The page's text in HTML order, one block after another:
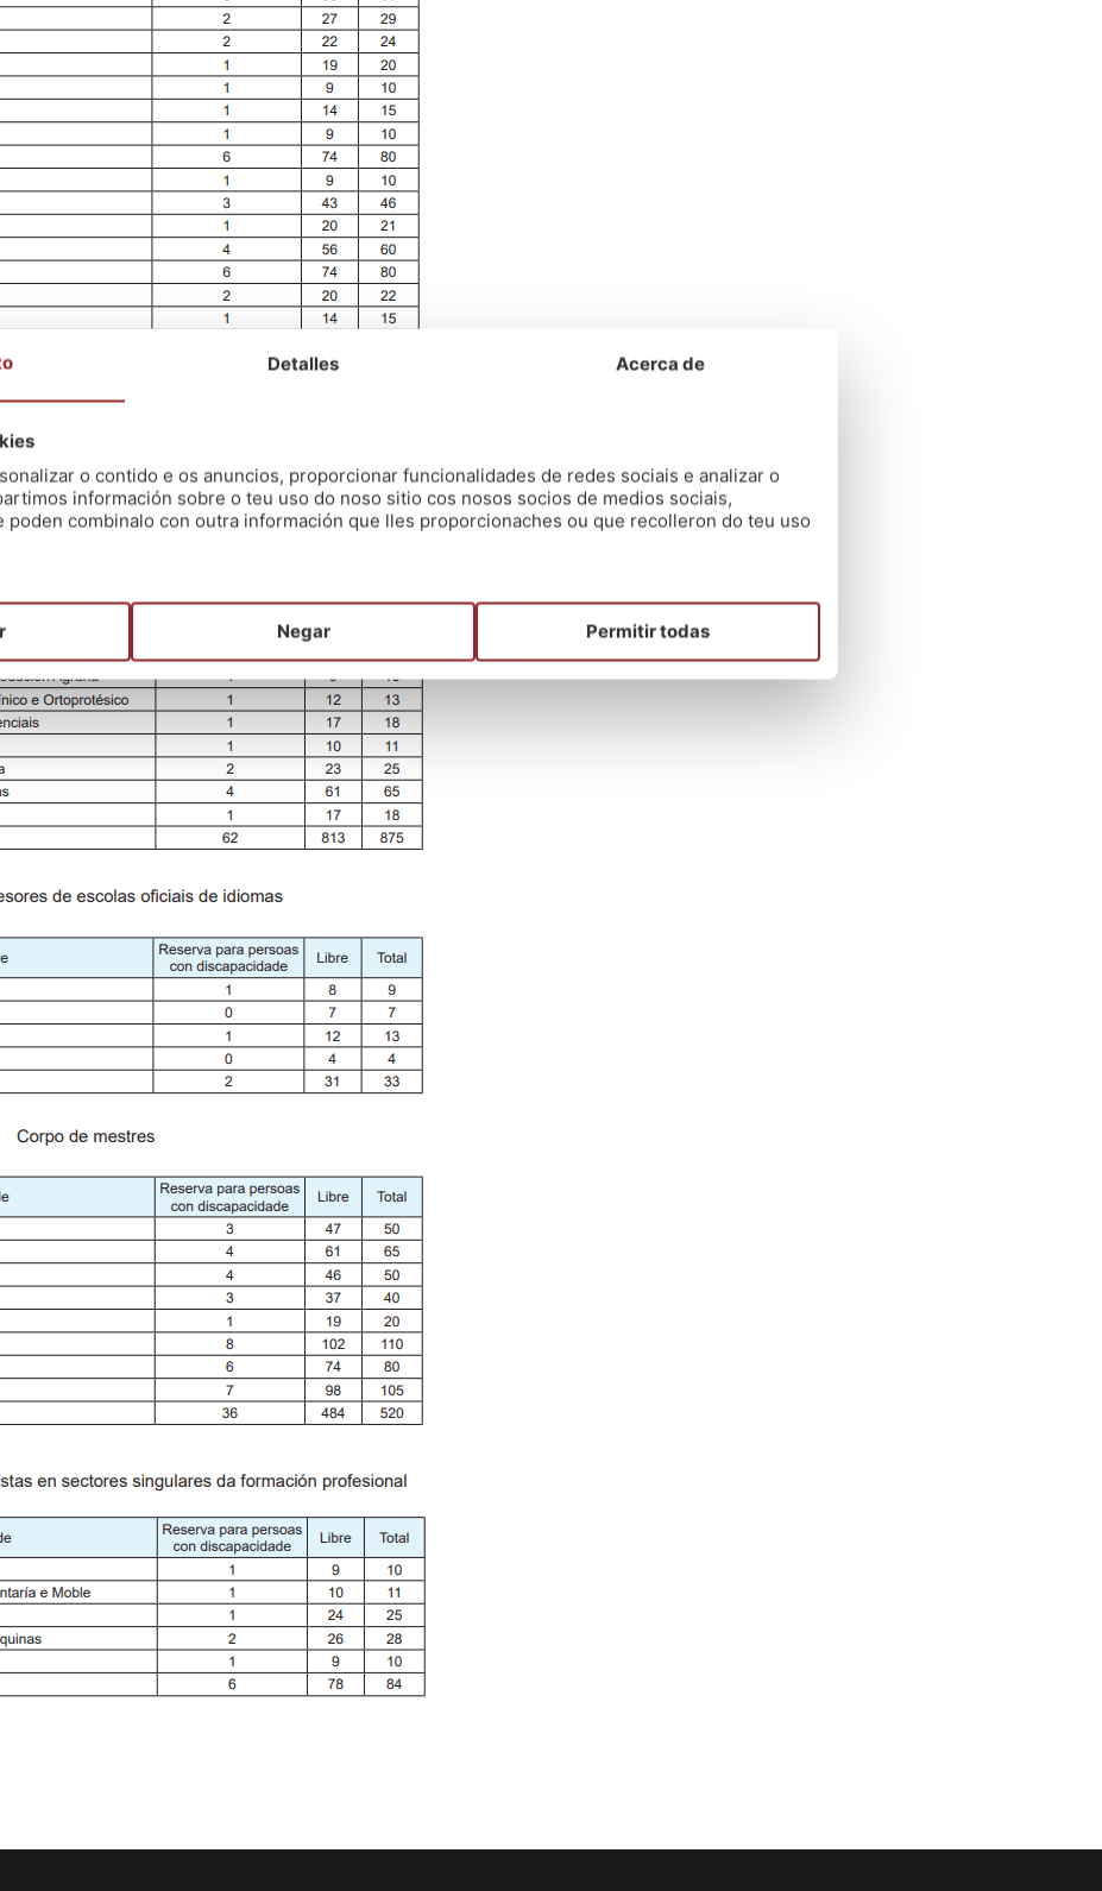
Detalles Acerca de
o contido e os anuncios, proporcionar funcionalidades de redes sociais e analizar o
información sobre o teu uso do noso sitio cos nosos socios de medios sociais,
poden combinalo con outra información que lles proporcionaches ou que recolleron do teu uso
Negar Permitir todas